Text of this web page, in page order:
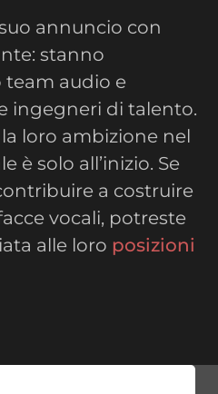
annuncio con
stanno
audio e
ingegneri di talento.
loro ambizione nel
è solo all’inizio. Se
a costruire
vocali, potreste
alle loro posizioni